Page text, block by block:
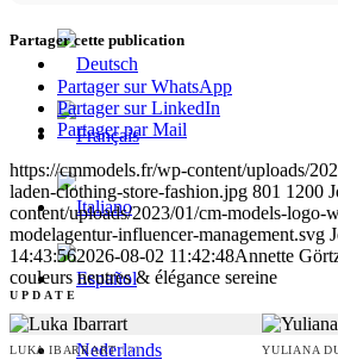
Partager cette publication
Partager sur WhatsApp
Partager sur LinkedIn
Partager par Mail
https://cmmodels.fr/wp-content/uploads/
laden-clothing-store-fashion.jpg 801 1200
content/uploads/2023/01/cm-models-logo-
modelagentur-influencer-management.svg
14:43:562026-08-02 11:42:48Annette
couleurs neutres & élégance sereine
UPDATE
LUKA IBARRART190 YULIANA